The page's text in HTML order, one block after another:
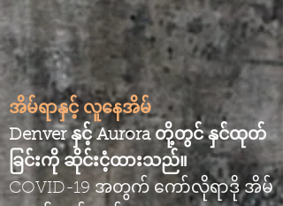
အိမ်ရာနှင့် လူနေအိမ်
Denver နှင့် Aurora တို့တွင် နှင်ထုတ်
ခြင်းကို ဆိုင်းငံ့ထားသည်။
COVID-19 အတွက် ကော်လိုရာဒို အိမ်